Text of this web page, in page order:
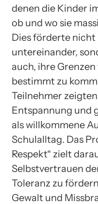
denen die Kinder
ob und wo sie
Dies förderte
untereinander,
auch, ihre
bestimmt zu
Teilnehmer
Entspannung und
als willkommene
Schulalltag. Das
Respekt“ zielt
Selbstvertrauen
Toleranz zu
Gewalt und